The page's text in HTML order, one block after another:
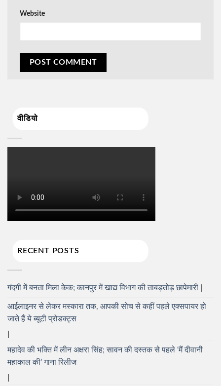
Website
वीडियो
RECENT POSTS
गंदगी में बनता मिला केक; कानपुर में खाद्य विभाग की ताबड़तोड़ छापेमारी
आईलाइनर से लेकर मस्कारा तक, आपकी सोच से कहीं पहले एक्सपायर हो
जाते हैं ये ब्यूटी प्रोडक्ट्स
महादेव की भक्ति में लीन अक्षरा सिंह; सावन की दस्तक से पहले ‘मैं दीवानी
महाकाल की’ गाना रिलीज